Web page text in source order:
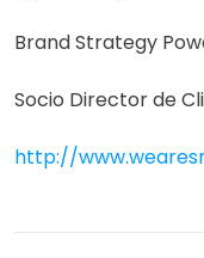
Brand Strategy
Socio Director de
http://